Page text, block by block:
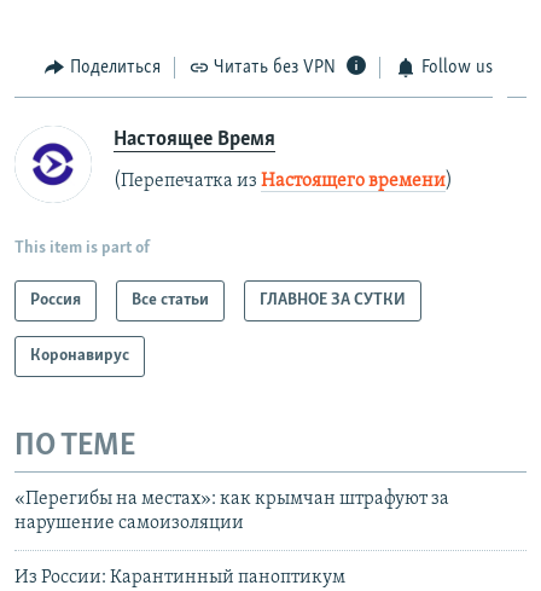
Поделиться Читать без VPN Follow us
Настоящее Время
(Перепечатка из Настоящего времени)
This item is part of
Россия Все статьи ГЛАВНОЕ ЗА СУТКИ
Коронавирус
ПО ТЕМЕ
«Перегибы на местах»: как крымчан штрафуют за
нарушение самоизоляции
Из России: Карантинный паноптикум